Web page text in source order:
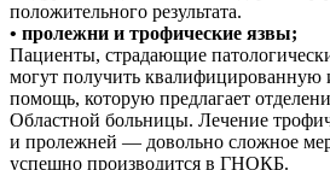
положительного результата.
• пролежни и трофические язвы;
Пациенты, страдающие
могут получить квалифицированную
помощь, которую предлагает
Областной больницы. Лечение
и пролежней — довольно сложное
успешно производится в ГНОКБ.